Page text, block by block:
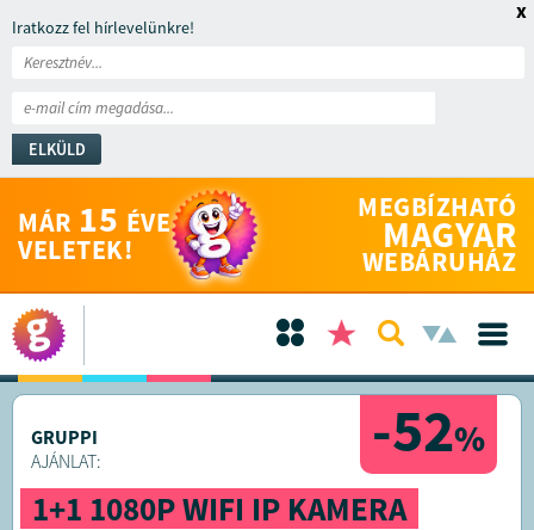
Iratkozz fel hírlevelünkre!
ELKÜLD
x
MÁR 15 ÉVE
VELETEK!
MEGBÍZHATÓ
MAGYAR
WEBÁRUHÁZ
-52%
GRUPPI
AJÁNLAT:
1+1 1080P WIFI IP KAMERA